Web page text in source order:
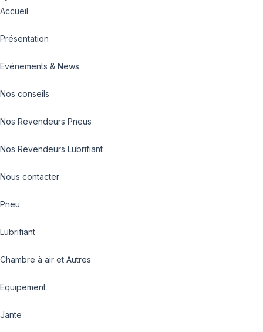
Accueil
Présentation
Evénements & News
Nos conseils
Nos Revendeurs Pneus
Nos Revendeurs Lubrifiant
Nous contacter
Pneu
Lubrifiant
Chambre à air et Autres
Equipement
Jante